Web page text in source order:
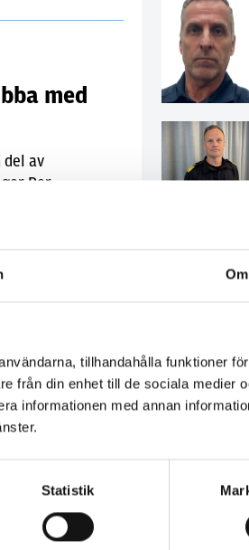
Om
tillhandahålla funktioner
från din enhet till de sociala medier
informationen med annan
Statistik
med
del av
Per
vill han
Debatt